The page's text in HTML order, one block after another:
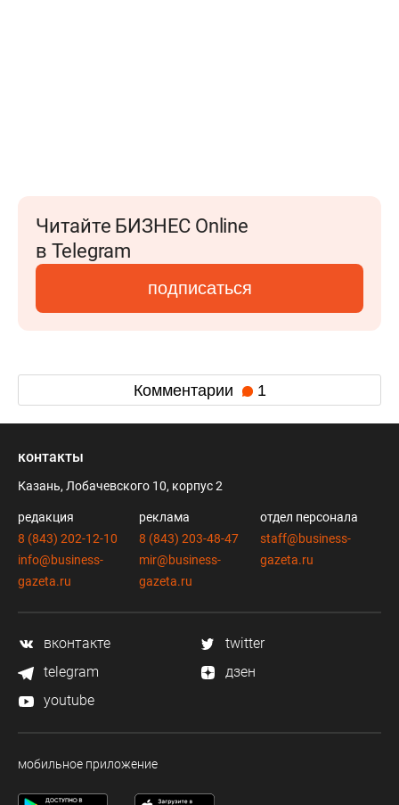
Читайте БИЗНЕС Online
в Telegram
подписаться
Комментарии 1
контакты
Казань, Лобачевского 10, корпус 2
редакция
8 (843) 202-12-10
info@business-
gazeta.ru
реклама
8 (843) 203-48-47
mir@business-
gazeta.ru
отдел персонала
staff@business-
gazeta.ru
вконтакте
twitter
telegram
дзен
youtube
мобильное приложение